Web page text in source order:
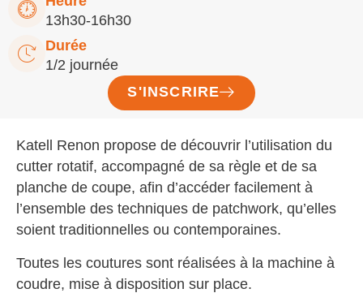
13h30-16h30
Durée
1/2 journée
S'INSCRIRE
Katell Renon propose de découvrir l’utilisation du
cutter rotatif, accompagné de sa règle et de sa
planche de coupe, afin d’accéder facilement à
l’ensemble des techniques de patchwork, qu’elles
soient traditionnelles ou contemporaines.
Toutes les coutures sont réalisées à la machine à
coudre, mise à disposition sur place.